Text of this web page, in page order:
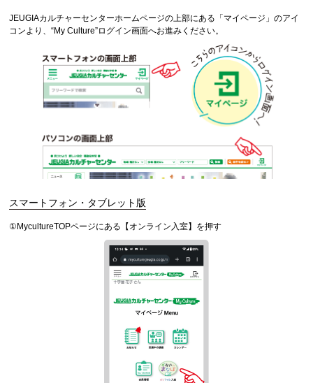
JEUGIAカルチャーセンターホームページの上部にある「マイページ」のアイ
コンより、“My Culture”ログイン画面へお進みください。
スマートフォン・タブレット版
①MycultureTOPページにある【オンライン入室】を押す